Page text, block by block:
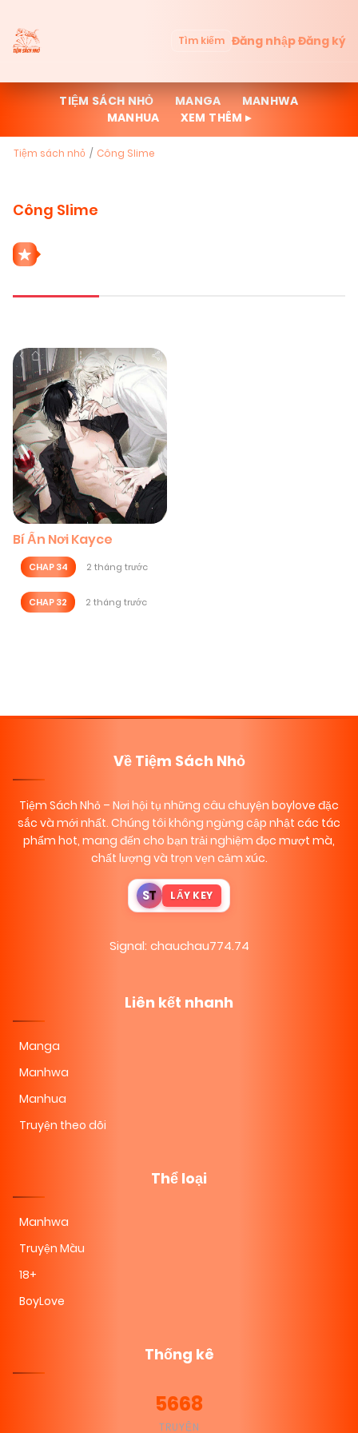
Tìm kiếm Đăng nhậpĐăng ký
TIỆM SÁCH NHỎ MANGA
MANHWA
MANHUA
XEM THÊM ▸
Tiệm sách nhỏ Công Slime
Công Slime
Bí Ẩn Nơi Kayce
CHAP 34 2 tháng trước
CHAP 32 2 tháng trước
Về Tiệm Sách Nhỏ
Tiệm Sách Nhỏ – Nơi hội tụ những câu chuyện boylove đặc
sắc và mới nhất. Chúng tôi không ngừng cập nhật các tác
phẩm hot, mang đến cho bạn trải nghiệm đọc mượt mà,
chất lượng và trọn vẹn cảm xúc.
ST LẤY KEY
Signal: chauchau774.74
Liên kết nhanh
Manga
Manhwa
Manhua
Truyện theo dõi
Thể loại
Manhwa
Truyện Màu
18+
BoyLove
Thống kê
5668
TRUYỆN